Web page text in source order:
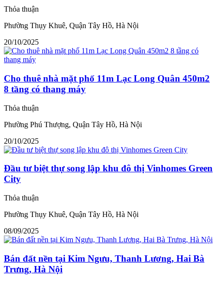
Thỏa thuận
Phường Thụy Khuê, Quận Tây Hồ, Hà Nội
20/10/2025
Cho thuê nhà mặt phố 11m Lạc Long Quân 450m2
8 tầng có thang máy
Thỏa thuận
Phường Phú Thượng, Quận Tây Hồ, Hà Nội
20/10/2025
Đầu tư biệt thự song lập khu đô thị Vinhomes Green
City
Thỏa thuận
Phường Thụy Khuê, Quận Tây Hồ, Hà Nội
08/09/2025
Bán đất nền tại Kim Ngưu, Thanh Lương, Hai Bà
Trưng, Hà Nội